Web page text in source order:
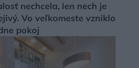
nechcela, len nech je
Vo veľkomeste vzniklo
pokoj